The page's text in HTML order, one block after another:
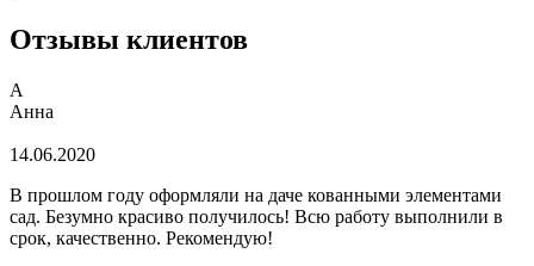
Отзывы клиентов
А
Анна
14.06.2020
В прошлом году оформляли на даче кованными элементами
сад. Безумно красиво получилось! Всю работу выполнили в
срок, качественно. Рекомендую!